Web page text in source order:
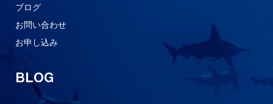
ブログ
お問い合わせ
お申し込み
BLOG